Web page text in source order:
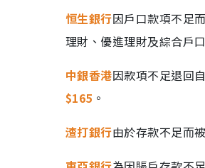
恒生銀行因戶口款項不足
理財、優進理財及綜合戶
中銀香港因款項不足退回
$165 。
渣打銀行由於存款不足而